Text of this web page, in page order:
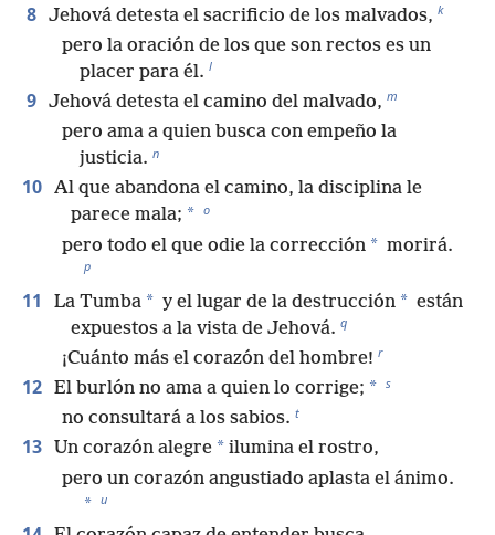
8 Jehová detesta el sacrificio de los malvados, k
pero la oración de los que son rectos es un
placer para él. l
9 Jehová detesta el camino del malvado, m
pero ama a quien busca con empeño la
justicia. n
10 Al que abandona el camino, la disciplina le
parece mala; * o
pero todo el que odie la corrección * morirá.
p
11 La Tumba * y el lugar de la destrucción * están
expuestos a la vista de Jehová. q
¡Cuánto más el corazón del hombre! r
12 El burlón no ama a quien lo corrige; * s
no consultará a los sabios. t
13 Un corazón alegre * ilumina el rostro,
pero un corazón angustiado aplasta el ánimo.
* u